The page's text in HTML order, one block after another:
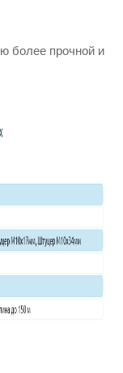
более прочной и